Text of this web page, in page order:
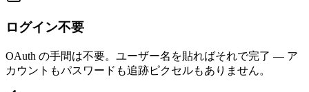
ログイン不要
OAuth の手間は不要。ユーザー名を貼ればそれで完了 — ア
カウントもパスワードも追跡ピクセルもありません。